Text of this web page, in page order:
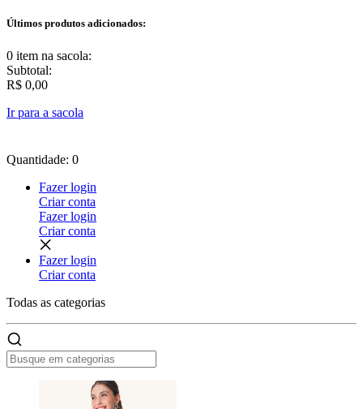
Últimos produtos adicionados:
0 item na sacola:
Subtotal:
R$ 0,00
Ir para a sacola
Quantidade: 0
Fazer login
Criar conta
Fazer login
Criar conta
Fazer login
Criar conta
Todas as categorias